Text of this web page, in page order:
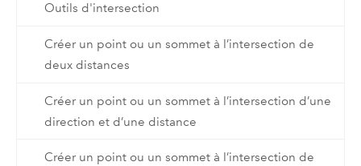
Outils d'intersection
Créer un point ou un sommet à l’intersection de
deux distances
Créer un point ou un sommet à l’intersection d’une
direction et d’une distance
Créer un point ou un sommet à l’intersection de